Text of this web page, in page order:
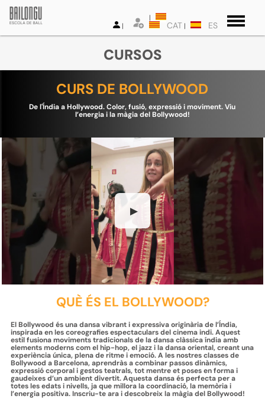
CAT ES
CURSOS
CURS DE BOLLYWOOD
De l'Índia a Hollywood. Color, fusió, expressió i moviment. Viu
l’energia i la màgia del Bollywood!
▶
QUÈ ÉS EL BOLLYWOOD?
El Bollywood és una dansa vibrant i expressiva originària de l’Índia,
inspirada en les coreografies espectaculars del cinema indi. Aquest
estil fusiona moviments tradicionals de la dansa clàssica índia amb
elements moderns com el hip-hop, el jazz i la dansa oriental, creant una
experiència única, plena de ritme i emoció. A les nostres classes de
Bollywood a Barcelona, aprendràs a combinar passos dinàmics,
expressió corporal i gestos teatrals, tot mentre et poses en forma i
gaudeixes d’un ambient divertit. Aquesta dansa és perfecta per a
totes les edats i nivells, ja que millora la coordinació, la memòria i
l’energia positiva. Inscriu-te ara i descobreix la màgia del Bollywood!